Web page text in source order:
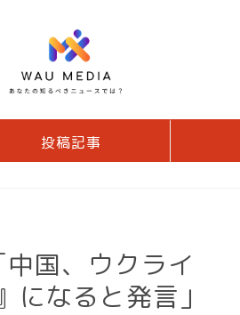
投稿記事
国、ウクライ
なると発言」